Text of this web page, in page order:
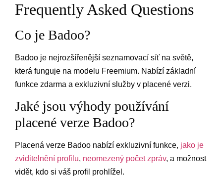
Frequently Asked Questions
Co je Badoo?
Badoo je nejrozšířenější seznamovací síť na světě,
která funguje na modelu Freemium. Nabízí základní
funkce zdarma a exkluzivní služby v placené verzi.
Jaké jsou výhody používání
placené verze Badoo?
Placená verze Badoo nabízí exkluzivní funkce, jako je
zviditelnění profilu, neomezený počet zpráv, a možnost
vidět, kdo si váš profil prohlížel.